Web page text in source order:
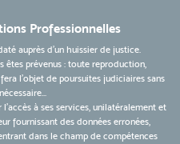
Professionnelles
auprès d'un huissier de justice.
êtes prévenus : toute reproduction,
l'objet de poursuites judiciaires sans
à ses services, unilatéralement et
fournissant des données erronées,
dans le champ de compétences